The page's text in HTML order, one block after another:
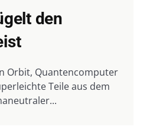
den
Orbit, Quantencomputer
Teile aus dem